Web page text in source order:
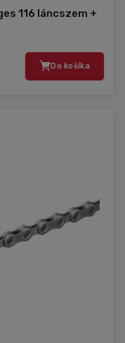
116 láncszem +
Do košíka